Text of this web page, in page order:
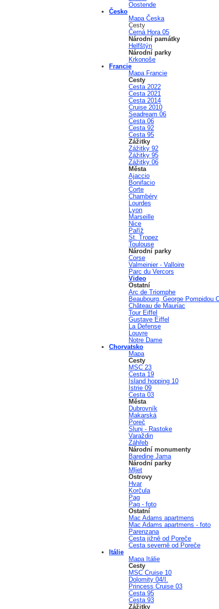
Oostende
Česko
Mapa Česka
Cesty
Černá Hora 05
Národní památky
Helfštýn
Národní parky
Krkonoše
Francie
Mapa Francie
Cesty
Cesta 2022
Cesta 2021
Cesta 2014
Cruise 2010
Seadream 06
Cesta 06
Cesta 92
Cesta 95
Zážitky
Zážitky 92
Zážitky 95
Zážitky 06
Města
Ajaccio
Bonifacio
Corte
Chambéry
Lourdes
Lyon
Marseille
Nice
Paříž
St. Tropez
Toulouse
Národní parky
Corse
Valmeinier - Valloire
Parc du Vercors
Video
Ostatní
Arc de Triomphe
Beaubourg, George Pompidou
Château de Mauriac
Tour Eiffel
Gustave Eiffel
La Defense
Louvre
Notre Dame
Chorvatsko
Mapa
Cesty
MSC 23
Cesta 19
Island hopping 10
Istrie 09
Cesta 03
Města
Dubrovník
Makarská
Poreč
Slunj - Rastoke
Varaždin
Záhřeb
Národní monumenty
Baredine Jama
Národní parky
Mljet
Ostrovy
Hvar
Korčula
Pag
Pag - foto
Ostatní
Mac Adams apartmens
Mac Adams apartmens - foto
Parenzana
Cesta jižně od Poreče
Cesta severně od Poreče
Itálie
Mapa Itálie
Cesty
MSC Cruise 10
Dolomity 04/I.
Princess Cruise 03
Cesta 95
Cesta 93
Zážitky